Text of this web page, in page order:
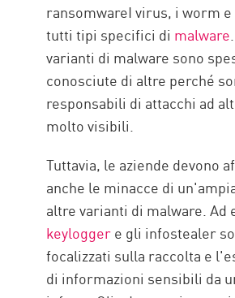
ransomwareI virus, i worm
tutti tipi specifici di malware
varianti di malware sono
conosciute di altre perché
responsabili di attacchi ad
molto visibili.
Tuttavia, le aziende devono
anche le minacce di
altre varianti di malware. Ad
keyloggere gli infostealer
focalizzati sulla raccolta e
di informazioni sensibili da